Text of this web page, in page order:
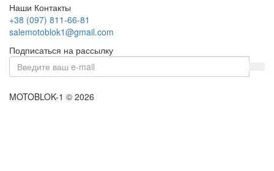
Наши Контакты
+38 (097) 811-66-81
salemotoblok1@gmail.com
Подписаться на рассылку
MOTOBLOK-1 © 2026